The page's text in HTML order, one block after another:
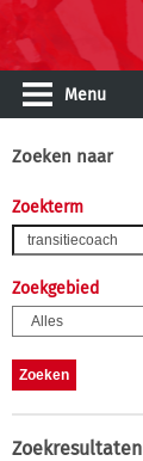
Menu
Zoeken naar
Zoekterm
Zoekgebied
Zoekresultaten